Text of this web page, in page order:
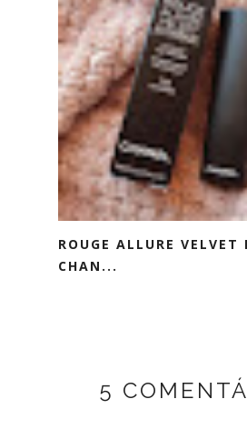
ROUGE ALLURE VELVET
CHAN...
5